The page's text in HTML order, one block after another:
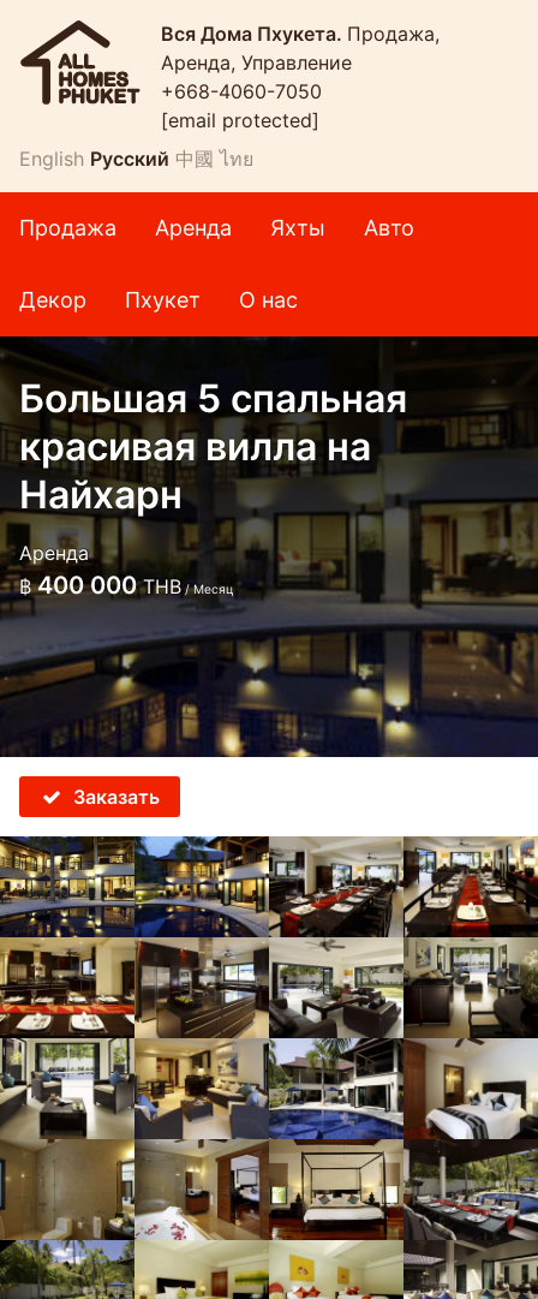
Вся Дома Пхукета. Продажа,
Аренда, Управление
+668-4060-7050
[email protected]
English Русский 中國 ไทย
Продажа Аренда Яхты Авто
Декор Пхукет О нас
Большая 5 спальная
красивая вилла на
Найхарн
Аренда
฿ 400 000THB / Месяц
Заказать